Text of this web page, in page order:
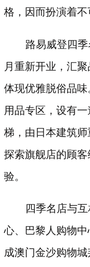
格，因而扮演着不
路易威登四
月重新开业，汇
体现优雅脱俗品
用品专区，设有
梯，由日本建筑
探索旗舰店的顾
验。
四季名店与
心、巴黎人购物
成澳门金沙购物